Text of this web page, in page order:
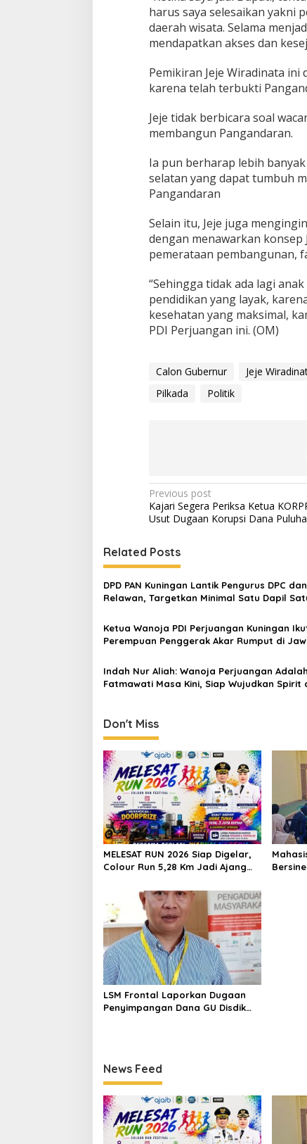
harus saya selesaikan yakni
daerah wisata. Selama
mendapatkan akses dan
Pemikiran Jeje Wiradinata ini
karena telah terbukti
Jeje tidak berbicara soal
membangun Pangandaran.
Ia pun berharap lebih
selatan yang dapat tumbuh
Pangandaran
Selain itu, Jeje juga
dengan menawarkan konsep
pemerataan pembangunan,
“Sehingga tidak ada lagi
pendidikan yang layak,
kesehatan yang maksimal,
PDI Perjuangan ini. (OM)
Calon Gubernur Jeje
Pilkada
Politik
Post
navigation
Previous post
Kajari Segera Periksa Ketua
Usut Dugaan Korupsi Dana
Related Posts
DPD PAN Kuningan Lantik Pengurus DPC dan
Relawan, Targetkan Minimal Satu Dapil
Ketua Wanoja PDI Perjuangan Kuningan
Perempuan Penggerak Akar Rumput di
Indah Nur Aliah: Wanoja Perjuangan Adalah
Fatmawati Masa Kini, Siap Wujudkan Spirit
Don't Miss
MELESAT RUN 2026 Siap Digelar,
Colour Run 5,28 Km Jadi Ajang
Kuningan
LSM Frontal Laporkan Dugaan
Penyimpangan Dana GU Disdik
News Feed